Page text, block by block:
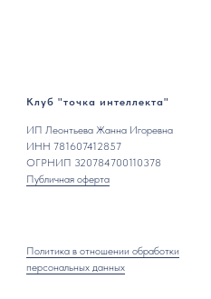
Клуб "точка интеллекта"
ИП Леонтьева Жанна Игоревна
ИНН 781607412857
ОГРНИП 320784700110378
Публичная оферта
Политика в отношении обработки
персональных данных